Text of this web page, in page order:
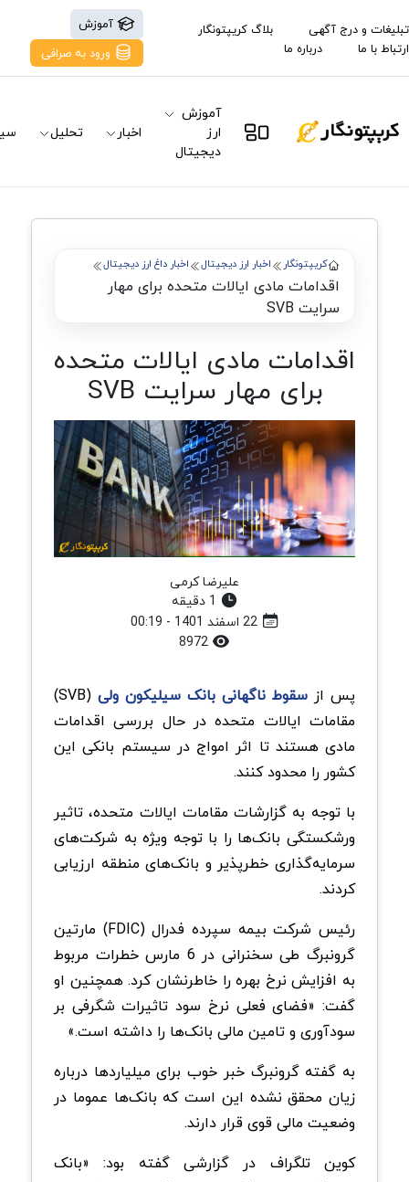
تبلیغات و درج آگهی
بلاگ کریپتونگار
ارتباط با ما
درباره ما
آموزش
ورود به صرافی
آموزش
ارز
دیجیتال
اخبار تحلیل
کریپتونگار اخبار ارز دیجیتال اخبار داغ ارز دیجیتال
اقدامات مادی ایالات متحده برای مهار
سرایت SVB
اقدامات مادی ایالات متحده
برای مهار سرایت SVB
علیرضا کرمی
22 اسفند 1401 - 00:19
پس از سقوط ناگهانی بانک سیلیکون ولی
(SVB)
مقامات ایالات متحده در حال بررسی اقدامات
مادی هستند تا اثر امواج در سیستم بانکی این
کشور را محدود کنند.
با توجه به گزارشات مقامات ایالات متحده، تاثیر
ورشکستگی بانک‌ها را با توجه ویژه‌ به شرکت‌های
سرمایه‌گذاری خطرپذیر و بانک‌های منطقه ارزیابی
کردند.
رئیس شرکت بیمه سپرده فدرال (FDIC) مارتین
گرونبرگ طی سخنرانی در 6 مارس خطرات مربوط
به افزایش نرخ بهره را خاطرنشان کرد. همچنین او
گفت: «فضای فعلی نرخ سود تاثیرات شگرفی بر
سودآوری و تامین مالی بانک‌ها را داشته است.»
به گفته گرونبرگ خبر خوب برای میلیاردها درباره
زیان محقق نشده این است که بانک‌ها عموما در
وضعیت مالی قوی قرار دارند.
کوین تلگراف در گزارشی گفته بود: «بانک